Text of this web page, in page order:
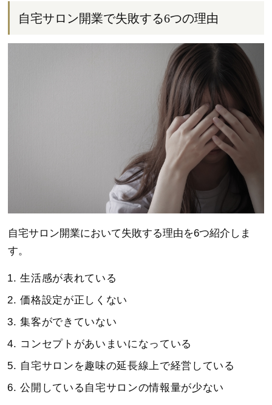
自宅サロン開業で失敗する6つの理由
自宅サロン開業において失敗する理由を6つ紹介しま
す。
生活感が表れている
価格設定が正しくない
集客ができていない
コンセプトがあいまいになっている
自宅サロンを趣味の延長線上で経営している
公開している自宅サロンの情報量が少ない